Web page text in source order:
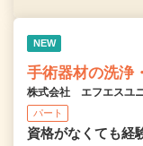
NEW
手術器材の洗浄
株式会社 エフエスユ
パート
資格がなくても経